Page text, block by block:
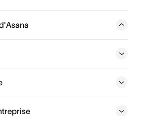
tout ce que fait votre entreprise,
projet, objectif et dépendance